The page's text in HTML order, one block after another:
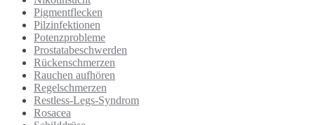
Pigmentflecken
Pilzinfektionen
Potenzprobleme
Prostatabeschwerden
Rückenschmerzen
Rauchen aufhören
Regelschmerzen
Restless-Legs-Syndrom
Rosacea